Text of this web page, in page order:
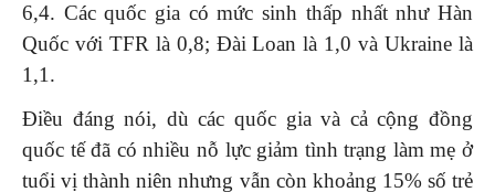
6,4. Các quốc gia có mức sinh thấp nhất như Hàn
Quốc với TFR là 0,8; Đài Loan là 1,0 và Ukraine là
1,1.
Điều đáng nói, dù các quốc gia và cả cộng đồng
quốc tế đã có nhiều nỗ lực giảm tình trạng làm mẹ ở
tuổi vị thành niên nhưng vẫn còn khoảng 15% số trẻ